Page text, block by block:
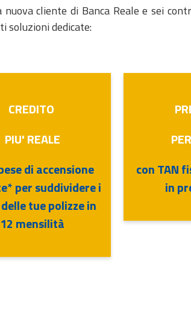
cliente di Banca Reale e sei
soluzioni dedicate:
CREDITO
PIU' REALE
di accensione
per suddividere i
tue polizze in
12 mensilità
con TAN
in